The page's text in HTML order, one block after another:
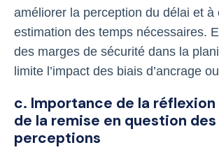
améliorer la perception du délai et à
estimation des temps nécessaires.
des marges de sécurité dans la
limite l’impact des biais d’ancrage
c. Importance de la
de la remise en question des
perceptions